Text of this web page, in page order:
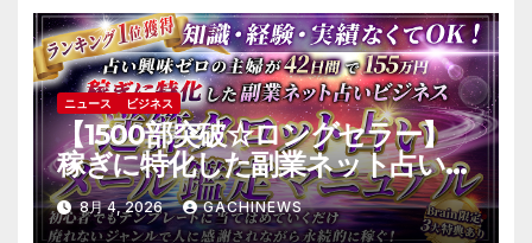
ニュース ビジネス
【1500部突破☆ロングセラー】
稼ぎに特化した副業ネット占いの
バイブル～逆算タロット占いメー
ル鑑定マニュアル～
8月 4, 2026 GACHINEWS